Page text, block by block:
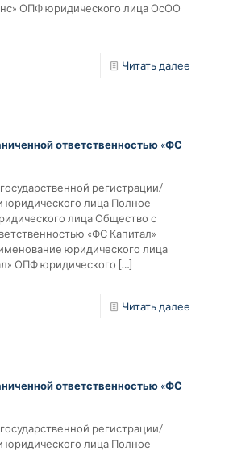
ОПФ юридического лица ОсОО
Читать далее
ответственностью «ФС
регистрации/
юридического лица Полное
лица Общество с
«ФС Капитал»
юридического лица
ОПФ юридического […]
Читать далее
ответственностью «ФС
регистрации/
юридического лица Полное